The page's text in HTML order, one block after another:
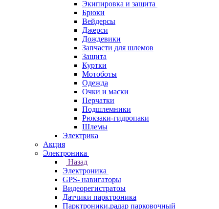
Экипировка и защита
Брюки
Вейдерсы
Джерси
Дождевики
Запчасти для шлемов
Защита
Куртки
Мотоботы
Одежда
Очки и маски
Перчатки
Подшлемники
Рюкзаки-гидропаки
Шлемы
Электрика
Акция
Электроника
Назад
Электроника
GPS- навигаторы
Видеорегистратоы
Датчики парктроника
Парктроники,радар парковочный